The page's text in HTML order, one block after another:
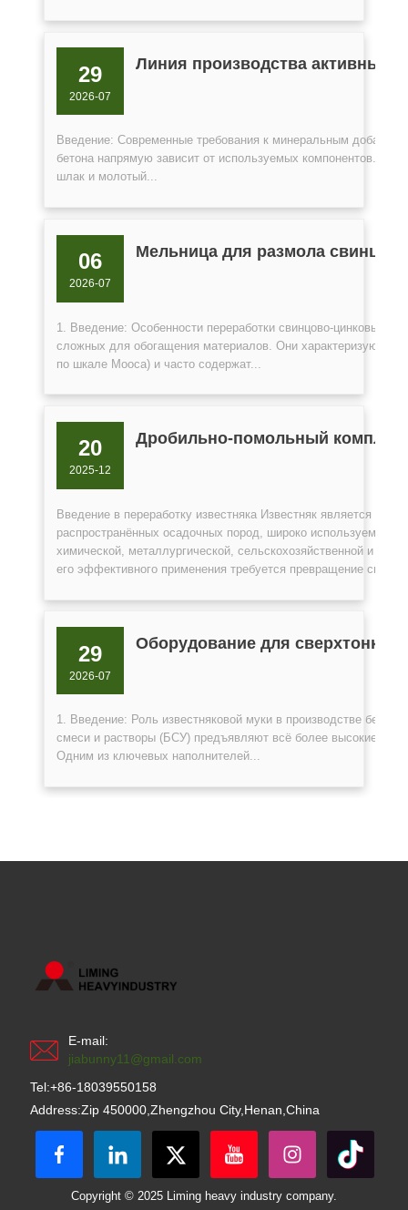
29
2026-07
Линия производства активных
Введение: Современные требования к минеральным
бетона напрямую зависит от используемых компонентов.
шлак и молотый...
06
2026-07
Мельница для размола
1. Введение: Особенности переработки свинцово-цинковых
сложных для обогащения материалов. Они характеризуются
по шкале Мооса) и часто содержат...
20
2025-12
Дробильно-помольный
Введение в переработку известняка Известняк является
распространённых осадочных пород, широко используемой в
химической, металлургической, сельскохозяйственной и
его эффективного применения требуется превращение сырья
29
2026-07
Оборудование для
1. Введение: Роль известняковой муки в производстве
смеси и растворы (БСУ) предъявляют всё более высокие
Одним из ключевых наполнителей...
E-mail:
jiabunny11@gmail.com
Tel:+86-18039550158
Address:Zip 450000,Zhengzhou City,Henan,China
Copyright © 2025 Liming heavy industry company.